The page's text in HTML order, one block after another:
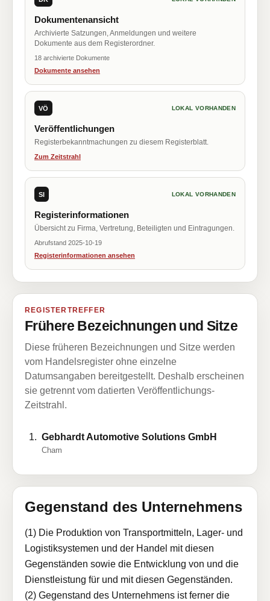
Dokumentenansicht
Archivierte Satzungen, Anmeldungen und weitere
Dokumente aus dem Registerordner.
18 archivierte Dokumente
Dokumente ansehen
VÖ LOKAL VORHANDEN
Veröffentlichungen
Registerbekanntmachungen zu diesem Registerblatt.
Zum Zeitstrahl
SI LOKAL VORHANDEN
Registerinformationen
Übersicht zu Firma, Vertretung, Beteiligten und Eintragungen.
Abrufstand 2025-10-19
Registerinformationen ansehen
REGISTERTREFFER
Frühere Bezeichnungen und Sitze
Diese früheren Bezeichnungen und Sitze werden
vom Handelsregister ohne einzelne
Datumsangaben bereitgestellt. Deshalb erscheinen
sie getrennt vom datierten Veröffentlichungs-
Zeitstrahl.
Gebhardt Automotive Solutions GmbH
Cham
Gegenstand des Unternehmens
(1) Die Produktion von Transportmitteln, Lager- und
Logistiksystemen und der Handel mit diesen
Gegenständen sowie die Entwicklung von und die
Dienstleistung für und mit diesen Gegenständen.
(2) Gegenstand des Unternehmens ist ferner die